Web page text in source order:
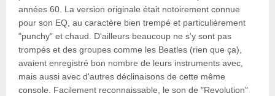
années 60. La version originale était notoirement connue
pour son EQ, au caractère bien trempé et particulièrement
"punchy" et chaud. D'ailleurs beaucoup ne s'y sont pas
trompés et des groupes comme les Beatles (rien que ça),
avaient enregistré bon nombre de leurs instruments avec,
mais aussi avec d'autres déclinaisons de cette même
console. Facilement reconnaissable, le son de "Revolution"